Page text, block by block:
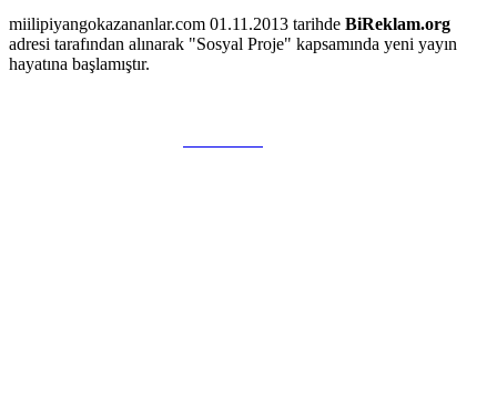
miilipiyangokazananlar.com 01.11.2013 tarihde BiReklam.org
adresi tarafından alınarak "Sosyal Proje" kapsamında yeni yayın
hayatına başlamıştır.